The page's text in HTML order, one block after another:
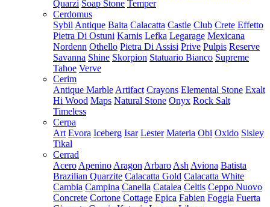
Quarzi Soap Stone Temper
Cerdomus
Sybil Antique Baita Calacatta Castle Club Crete Effetto
Pietra Di Ostuni Karnis Lefka Legarage Mexicana
Nordenn Othello Pietra Di Assisi Prive Pulpis Reserve
Savanna Shine Skorpion Statuario Bianco Supreme
Tahoe Verve
Cerim
Antique Marble Artifact Crayons Elemental Stone Exalt
Hi Wood Maps Natural Stone Onyx Rock Salt
Timeless
Cerpa
Art Evora Iceberg Isar Lester Materia Obi Oxido Sisley
Tikal
Cerrad
Acero Apenino Aragon Arbaro Ash Aviona Batista
Brazilian Quarzite Calacatta Gold Calacatta White
Cambia Campina Canella Catalea Celtis Ceppo Nuovo
Concrete Cortone Cottage Epica Fabien Foggia Fuerta